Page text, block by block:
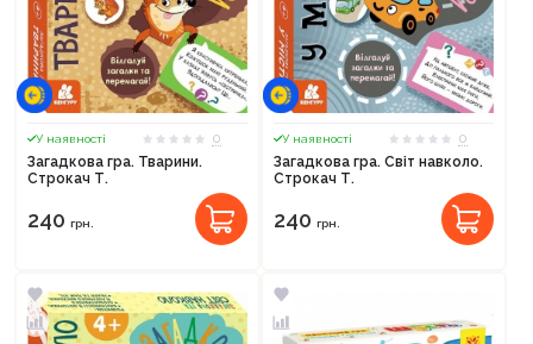
У наявності
0
Загадкова гра. Тварини.
Строкач Т.
240 грн.
У наявності
0
Загадкова гра. Світ навколо.
Строкач Т.
240 грн.